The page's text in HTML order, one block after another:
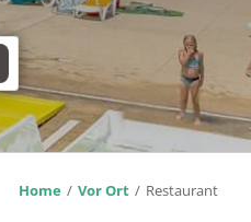
Home Vor Ort Restaurant